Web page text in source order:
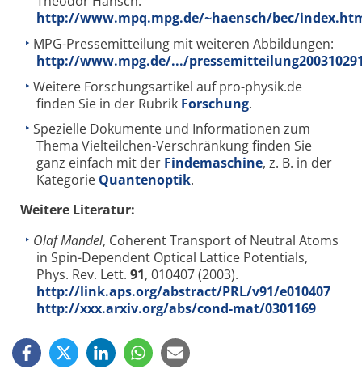
http://www.mpq.mpg.de/~haensch/bec/
MPG-Pressemitteilung mit weiteren Abbildungen:
http://www.mpg.de/.../
Weitere Forschungsartikel auf pro-physik.de
finden Sie in der Rubrik Forschung.
Spezielle Dokumente und Informationen zum
Thema Vielteilchen-Verschränkung finden Sie
ganz einfach mit der Findemaschine, z. B. in der
Kategorie Quantenoptik.
Weitere Literatur:
Olaf Mandel, Coherent Transport of Neutral Atoms
in Spin-Dependent Optical Lattice Potentials,
Phys. Rev. Lett. 91, 010407 (2003).
http://link.aps.org/abstract/PRL/v91/e010407
http://xxx.arxiv.org/abs/cond-mat/0301169